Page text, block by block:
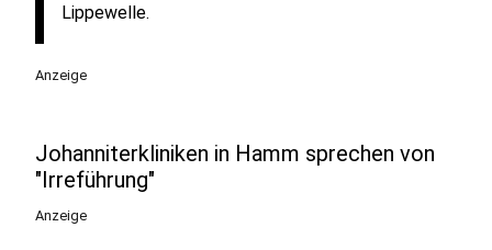
Lippewelle.
Anzeige
Johanniterkliniken in Hamm sprechen von
"Irreführung"
Anzeige